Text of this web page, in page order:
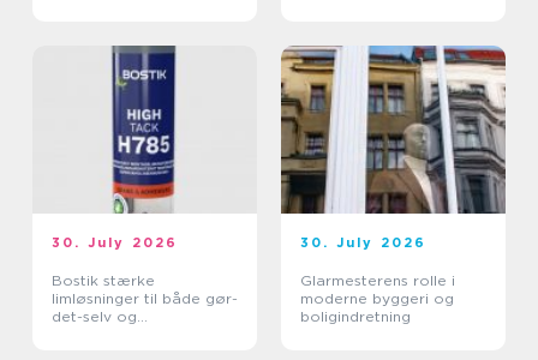
30. July 2026
Bostik stærke
limløsninger til både gør-
det-selv og
30. July 2026
Glarmesterens rolle i
moderne byggeri og
boligindretning